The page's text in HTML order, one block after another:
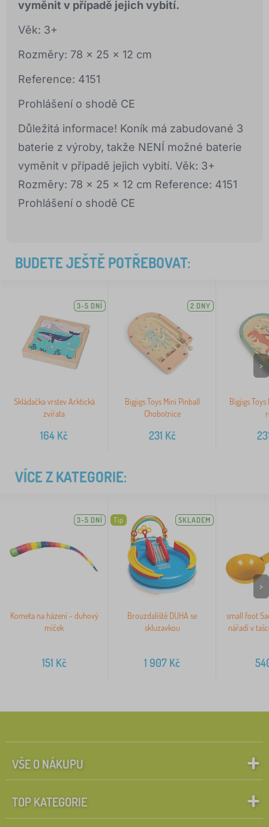
vyměnit v případě jejich vybití.
Věk: 3+
Rozměry: 78 x 25 x 12 cm
Reference: 4151
Prohlášení o shodě CE
Důležitá informace! Koník má zabudované 3
baterie z výroby, takže NENÍ možné baterie
vyměnit v případě jejich vybití. Věk: 3+
Rozměry: 78 x 25 x 12 cm Reference: 4151
Prohlášení o shodě CE
BUDETE JEŠTĚ POTŘEBOVAT:
3-5 DNÍ
Skládačka vrstev Arktická
zvířata
164 Kč
2 DNY
Bigjigs Toys Mini Pinball
Chobotnice
231 Kč
Bigjigs Toys
>
VÍCE Z KATEGORIE:
3-5 DNÍ
Kometa na házení - duhový
míček
151 Kč
Tip SKLADEM
Brouzdaliště DUHA se
skluzavkou
1 907 Kč
small foot
nářadí v
>
VŠE O NÁKUPU
TOP KATEGORIE